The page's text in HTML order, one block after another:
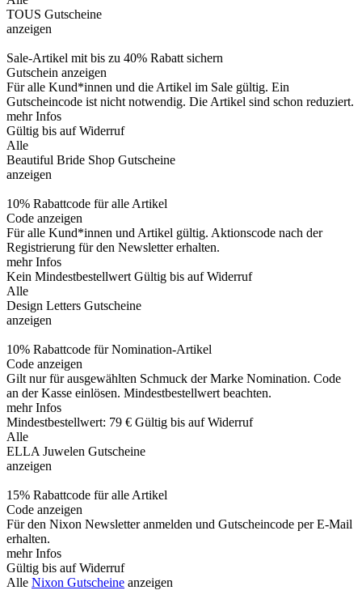
TOUS Gutscheine
anzeigen
Sale-Artikel mit bis zu 40% Rabatt sichern
Gutschein anzeigen
Für alle Kund*innen und die Artikel im Sale gültig. Ein
Gutscheincode ist nicht notwendig. Die Artikel sind schon reduziert.
mehr Infos
Gültig bis auf Widerruf
Alle
Beautiful Bride Shop Gutscheine
anzeigen
10% Rabattcode für alle Artikel
Code anzeigen
Für alle Kund*innen und Artikel gültig. Aktionscode nach der
Registrierung für den Newsletter erhalten.
mehr Infos
Kein Mindestbestellwert Gültig bis auf Widerruf
Alle
Design Letters Gutscheine
anzeigen
10% Rabattcode für Nomination-Artikel
Code anzeigen
Gilt nur für ausgewählten Schmuck der Marke Nomination. Code
an der Kasse einlösen. Mindestbestellwert beachten.
mehr Infos
Mindestbestellwert: 79 € Gültig bis auf Widerruf
Alle
ELLA Juwelen Gutscheine
anzeigen
15% Rabattcode für alle Artikel
Code anzeigen
Für den Nixon Newsletter anmelden und Gutscheincode per E-Mail
erhalten.
mehr Infos
Gültig bis auf Widerruf
Alle Nixon Gutscheine anzeigen